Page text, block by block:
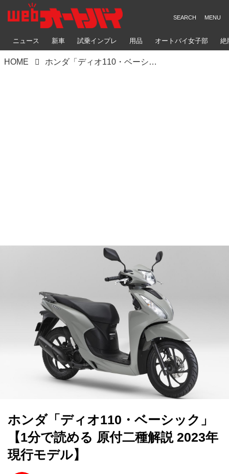
ニュース 新車 試乗インプレ 用品 オートバイ女子部 絶
HOME ホンダ「ディオ110・ベーシック」【1分で読める 原付二種解説 2023年現行モデル】
ホンダ「ディオ110・ベーシック」
【1分で読める 原付二種解説 2023年
現行モデル】